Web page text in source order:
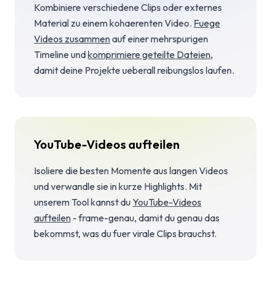
Kombiniere verschiedene Clips oder externes
Material zu einem kohaerenten Video. Fuege
Videos zusammenauf einer mehrspurigen
Timeline undkomprimiere geteilte Dateien,
damit deine Projekte ueberall reibungslos laufen.
YouTube-Videos aufteilen
Isoliere die besten Momente aus langen Videos
und verwandle sie in kurze Highlights. Mit
unserem Tool kannst duYouTube-Videos
aufteilen - frame-genau, damit du genau das
bekommst, was du fuer virale Clips brauchst.